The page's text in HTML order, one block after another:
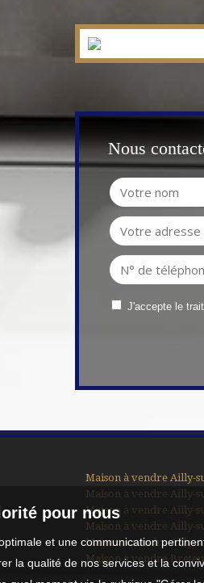
Nous
J'accepte le
Maison à vendre Ailly-
Maison à vendre Ailly-
Maison à vendre Ailly-
Maison à vendre Ailly-
Maison à vendre Ailly-
Maison à vendre
pour nous
et une communication
la qualité de nos services et la